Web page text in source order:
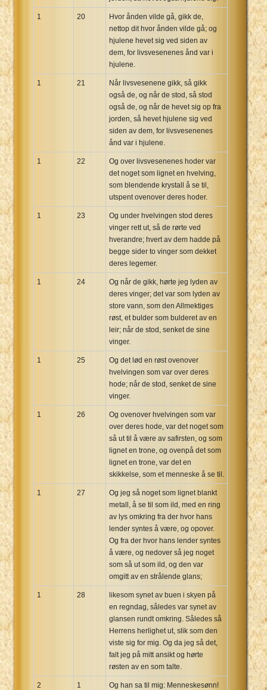
1 20
Hvor ånden vilde gå, gikk de,
nettop dit hvor ånden vilde gå; og
hjulene hevet sig ved siden av
dem, for livsvesenenes ånd var i
hjulene.
1 21
Når livsvesenene gikk, så gikk
også de, og når de stod, så stod
også de, og når de hevet sig op fra
jorden, så hevet hjulene sig ved
siden av dem, for livsvesenenes
ånd var i hjulene.
1 22
Og over livsvesenenes hoder var
det noget som lignet en hvelving,
som blendende krystall å se til,
utspent ovenover deres hoder.
1 23
Og under hvelvingen stod deres
vinger rett ut, så de rørte ved
hverandre; hvert av dem hadde på
begge sider to vinger som dekket
deres legemer.
1 24
Og når de gikk, hørte jeg lyden av
deres vinger; det var som lyden av
store vann, som den Allmektiges
røst, et bulder som bulderet av en
leir; når de stod, senket de sine
vinger.
1 25
Og det lød en røst ovenover
hvelvingen som var over deres
hode; når de stod, senket de sine
vinger.
1 26
Og ovenover hvelvingen som var
over deres hode, var det noget som
så ut til å være av safirsten, og som
lignet en trone, og ovenpå det som
lignet en trone, var det en
skikkelse, som et menneske å se til.
1 27
Og jeg så noget som lignet blankt
metall, å se til som ild, med en ring
av lys omkring fra der hvor hans
lender syntes å være, og opover.
Og fra der hvor hans lender syntes
å være, og nedover så jeg noget
som så ut som ild, og den var
omgitt av en strålende glans;
1 28
likesom synet av buen i skyen på
en regndag, således var synet av
glansen rundt omkring. Således så
Herrens herlighet ut, slik som den
viste sig for mig. Og da jeg så det,
falt jeg på mitt ansikt og hørte
røsten av en som talte.
2 1
Og han sa til mig: Menneskesønn!